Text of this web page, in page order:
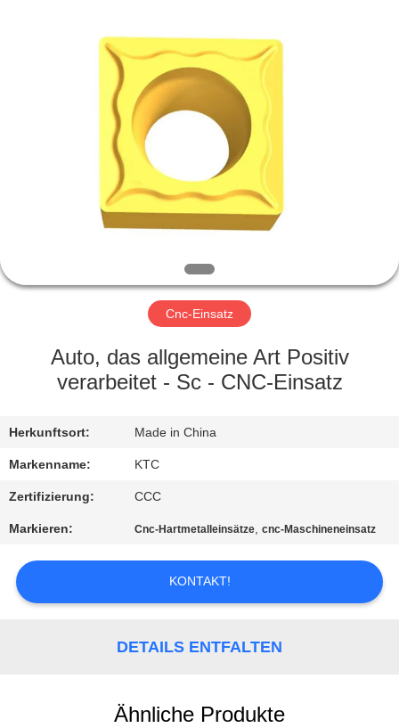
PRODUKTE
FABRIK-
QUALITÄTSKONTROLLE
TRETEN
SIE
MIT
UNS
VERBINDUNG
FORDERN
Cnc-Einsatz
Auto, das allgemeine Art Positiv
verarbeitet - Sc - CNC-Einsatz
Herkunftsort: Made in China
Markenname: KTC
Zertifizierung: CCC
Markieren: Cnc-Hartmetalleinsätze,cnc-Maschineneinsatz
KONTAKT!
DETAILS ENTFALTEN
Ähnliche Produkte